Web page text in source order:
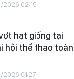
2026 02:19
hạt giống tại
hội thể thao toàn
2026 01:27